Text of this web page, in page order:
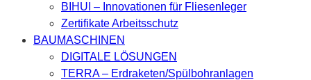
BIHUI – Innovationen für Fliesenleger
Zertifikate Arbeitsschutz
BAUMASCHINEN
DIGITALE LÖSUNGEN
TERRA – Erdraketen/Spülbohranlagen